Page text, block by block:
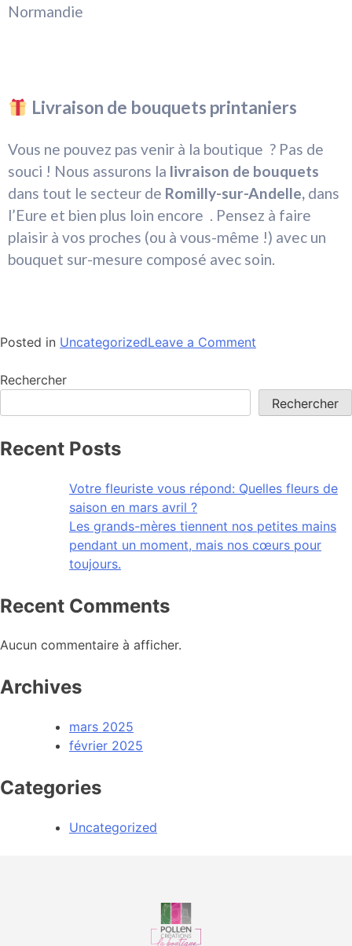
Normandie
Livraison de bouquets printaniers
Vous ne pouvez pas venir à la boutique ? Pas de
souci ! Nous assurons la livraison de bouquets
dans tout le secteur de Romilly-sur-Andelle, dans
l’Eure et bien plus loin encore . Pensez à faire
plaisir à vos proches (ou à vous-même !) avec un
bouquet sur-mesure composé avec soin.
Posted in UncategorizedLeave a Comment
Rechercher
Rechercher
Recent Posts
Votre fleuriste vous répond: Quelles fleurs de
saison en mars avril ?
Les grands-mères tiennent nos petites mains
pendant un moment, mais nos cœurs pour
toujours.
Recent Comments
Aucun commentaire à afficher.
Archives
mars 2025
février 2025
Categories
Uncategorized